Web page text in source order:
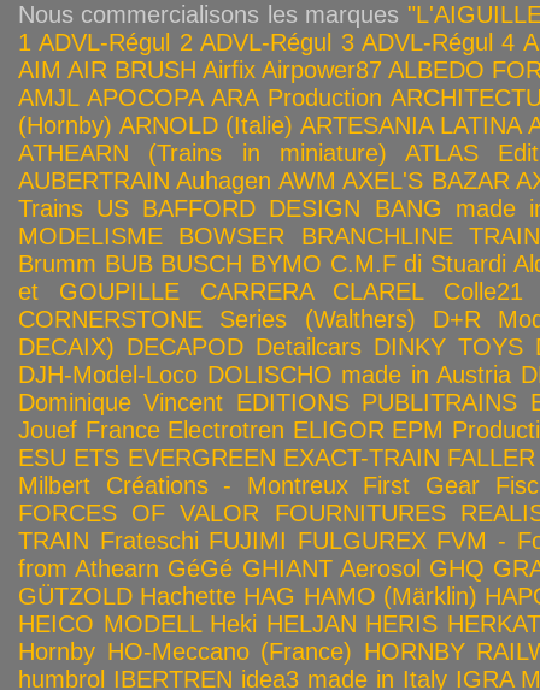
Nous commercialisons les marques
1 ADVL-Régul 2 ADVL-Régul 3 ADVL-Régul 4
AIM AIR BRUSH Airfix Airpower87 ALBEDO
AMJL APOCOPA ARA Production
(Hornby) ARNOLD (Italie) ARTESANIA LATINA
ATHEARN (Trains in miniature)
ATLAS
AUBERTRAIN Auhagen AWM AXEL'S BAZAR
Trains US BAFFORD DESIGN
BANG made
MODELISME
BOWSER
BRANCHLINE
Brumm BUB BUSCH BYMO C.M.F di Stuardi
et GOUPILLE
CARRERA CLAREL
Colle21
CORNERSTONE Series (Walthers)
D+R
DECAIX) DECAPOD Detailcars DINKY TOYS
DJH-Model-Loco DOLISCHO made in Austria
Dominique Vincent EDITIONS PUBLITRAINS
Jouef France Electrotren ELIGOR EPM
ESU ETS EVERGREEN EXACT-TRAIN FALLER
Milbert Créations - Montreux First Gear
FORCES OF VALOR
FOURNITURES
TRAIN Frateschi FUJIMI FULGUREX FVM -
from Athearn GéGé GHIANT Aerosol GHQ
GÜTZOLD Hachette HAG HAMO (Märklin)
HEICO MODELL Heki HELJAN HERIS HERKAT
Hornby HO-Meccano (France) HORNBY
humbrol IBERTREN idea3 made in Italy IGRA